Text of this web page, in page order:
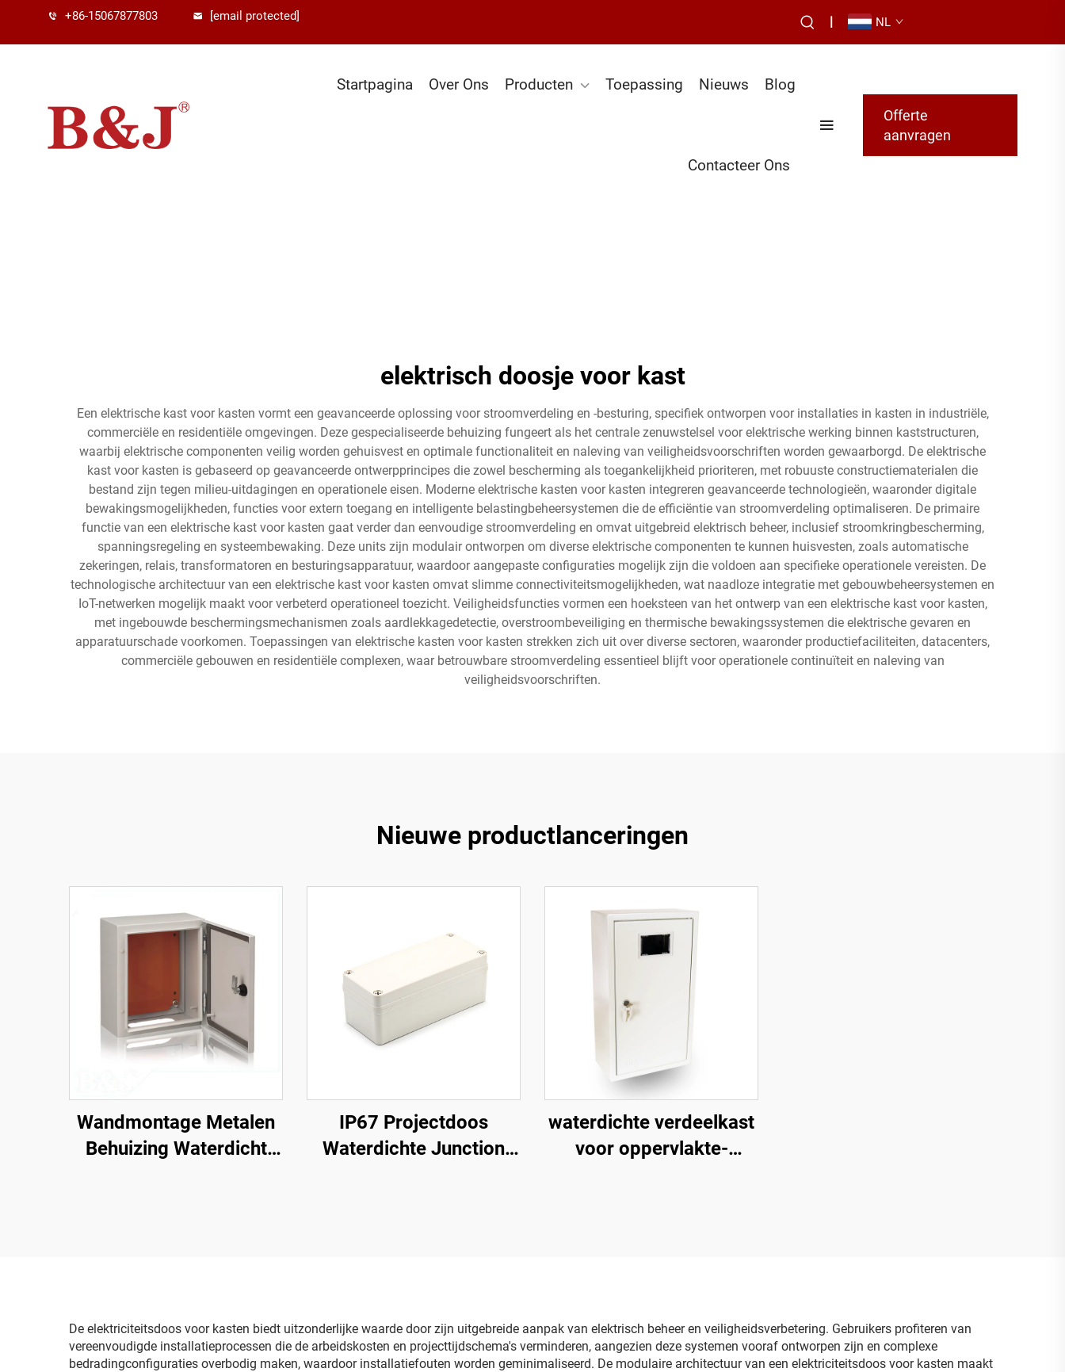
+86-15067877803 [email protected] | NL
Startpagina Over Ons Producten Toepassing Nieuws Blog
Contacteer Ons
Offerte
aanvragen
elektrisch doosje voor kast
Een elektrische kast voor kasten vormt een geavanceerde oplossing voor stroomverdeling en -besturing, specifiek ontworpen voor installaties in kasten in industriële,
commerciële en residentiële omgevingen. Deze gespecialiseerde behuizing fungeert als het centrale zenuwstelsel voor elektrische werking binnen kaststructuren,
waarbij elektrische componenten veilig worden gehuisvest en optimale functionaliteit en naleving van veiligheidsvoorschriften worden gewaarborgd. De elektrische
kast voor kasten is gebaseerd op geavanceerde ontwerpprincipes die zowel bescherming als toegankelijkheid prioriteren, met robuuste constructiematerialen die
bestand zijn tegen milieu-uitdagingen en operationele eisen. Moderne elektrische kasten voor kasten integreren geavanceerde technologieën, waaronder digitale
bewakingsmogelijkheden, functies voor extern toegang en intelligente belastingbeheersystemen die de efficiëntie van stroomverdeling optimaliseren. De primaire
functie van een elektrische kast voor kasten gaat verder dan eenvoudige stroomverdeling en omvat uitgebreid elektrisch beheer, inclusief stroomkringbescherming,
spanningsregeling en systeembewaking. Deze units zijn modulair ontworpen om diverse elektrische componenten te kunnen huisvesten, zoals automatische
zekeringen, relais, transformatoren en besturingsapparatuur, waardoor aangepaste configuraties mogelijk zijn die voldoen aan specifieke operationele vereisten. De
technologische architectuur van een elektrische kast voor kasten omvat slimme connectiviteitsmogelijkheden, wat naadloze integratie met gebouwbeheersystemen en
IoT-netwerken mogelijk maakt voor verbeterd operationeel toezicht. Veiligheidsfuncties vormen een hoeksteen van het ontwerp van een elektrische kast voor kasten,
met ingebouwde beschermingsmechanismen zoals aardlekkagedetectie, overstroombeveiliging en thermische bewakingssystemen die elektrische gevaren en
apparatuurschade voorkomen. Toepassingen van elektrische kasten voor kasten strekken zich uit over diverse sectoren, waaronder productiefaciliteiten, datacenters,
commerciële gebouwen en residentiële complexen, waar betrouwbare stroomverdeling essentieel blijft voor operationele continuïteit en naleving van
veiligheidsvoorschriften.
Nieuwe productlanceringen
Wandmontage Metalen
Behuizing Waterdicht
IP67 Projectdoos
Waterdichte Junction
waterdichte verdeelkast
voor oppervlakte-
De elektriciteitsdoos voor kasten biedt uitzonderlijke waarde door zijn uitgebreide aanpak van elektrisch beheer en veiligheidsverbetering. Gebruikers profiteren van
vereenvoudigde installatieprocessen die de arbeidskosten en projecttijdschema's verminderen, aangezien deze systemen vooraf ontworpen zijn en complexe
bedradingconfiguraties overbodig maken, waardoor installatiefouten worden geminimaliseerd. De modulaire architectuur van een elektriciteitsdoos voor kasten maakt